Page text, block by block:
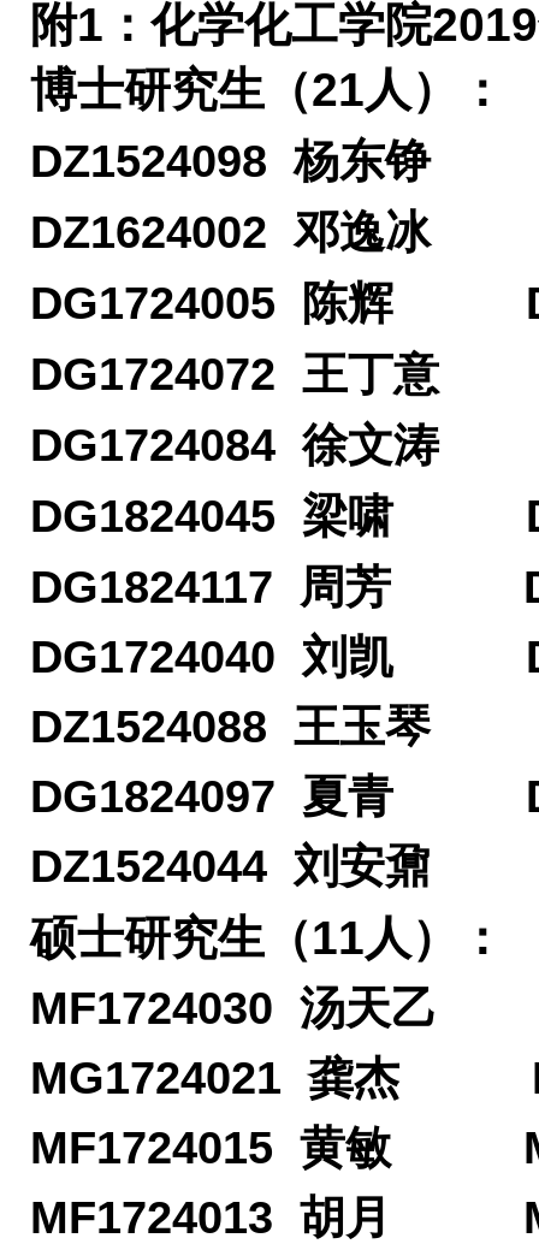
附1：化学化工学院
博士研究生（21人）：
DZ1524098 杨东铮
DZ1624002 邓逸冰
DG1724005 陈辉
DG1724072 王丁意
DG1724084 徐文涛
DG1824045 梁啸
DG1824117 周芳
DG1724040 刘凯
DZ1524088 王玉琴
DG1824097 夏青
DZ1524044 刘安鼐
硕士研究生（11人）：
MF1724030 汤天乙
MG1724021龚杰
MF1724015 黄敏
MF1724013 胡月